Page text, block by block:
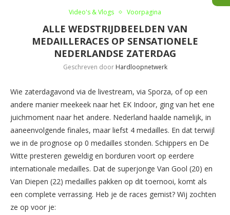
Video's & Vlogs Voorpagina
ALLE WEDSTRIJDBEELDEN VAN
MEDAILLERACES OP SENSATIONELE
NEDERLANDSE ZATERDAG
Geschreven door Hardloopnetwerk
Wie zaterdagavond via de livestream, via Sporza, of op een
andere manier meekeek naar het EK Indoor, ging van het ene
juichmoment naar het andere. Nederland haalde namelijk, in
aaneenvolgende finales, maar liefst 4 medailles. En dat terwijl
we in de prognose op 0 medailles stonden. Schippers en De
Witte presteren geweldig en borduren voort op eerdere
internationale medailles. Dat de superjonge Van Gool (20) en
Van Diepen (22) medailles pakken op dit toernooi, komt als
een complete verrassing. Heb je de races gemist? Wij zochten
ze op voor je: